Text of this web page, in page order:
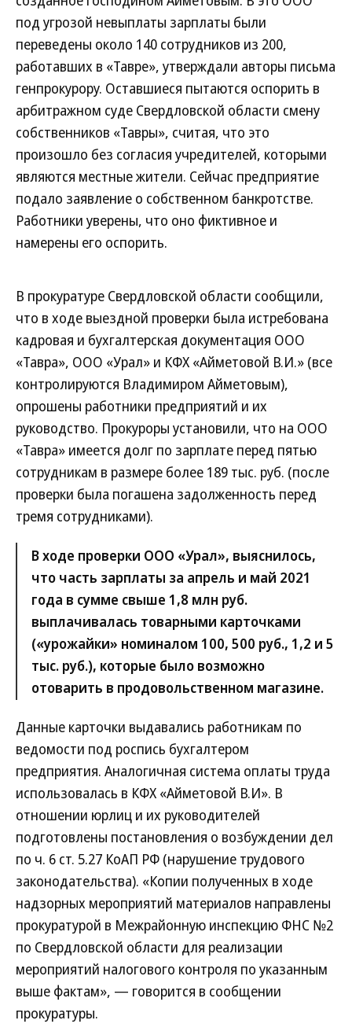
под угрозой невыплаты зарплаты были
переведены около 140 сотрудников из 200,
работавших в «Тавре», утверждали авторы письма
генпрокурору. Оставшиеся пытаются оспорить в
арбитражном суде Свердловской области смену
собственников «Тавры», считая, что это
произошло без согласия учредителей, которыми
являются местные жители. Сейчас предприятие
подало заявление о собственном банкротстве.
Работники уверены, что оно фиктивное и
намерены его оспорить.
В прокуратуре Свердловской области сообщили,
что в ходе выездной проверки была истребована
кадровая и бухгалтерская документация ООО
«Тавра», ООО «Урал» и КФХ «Айметовой В.И.» (все
контролируются Владимиром Айметовым),
опрошены работники предприятий и их
руководство. Прокуроры установили, что на ООО
«Тавра» имеется долг по зарплате перед пятью
сотрудникам в размере более 189 тыс. руб. (после
проверки была погашена задолженность перед
тремя сотрудниками).
В ходе проверки ООО «Урал», выяснилось,
что часть зарплаты за апрель и май 2021
года в сумме свыше 1,8 млн руб.
выплачивалась товарными карточками
(«урожайки» номиналом 100, 500 руб., 1,2 и 5
тыс. руб.), которые было возможно
отоварить в продовольственном магазине.
Данные карточки выдавались работникам по
ведомости под роспись бухгалтером
предприятия. Аналогичная система оплаты труда
использовалась в КФХ «Айметовой В.И». В
отношении юрлиц и их руководителей
подготовлены постановления о возбуждении дел
по ч. 6 ст. 5.27 КоАП РФ (нарушение трудового
законодательства). «Копии полученных в ходе
надзорных мероприятий материалов направлены
прокуратурой в Межрайонную инспекцию ФНС №2
по Свердловской области для реализации
мероприятий налогового контроля по указанным
выше фактам», — говорится в сообщении
прокуратуры.